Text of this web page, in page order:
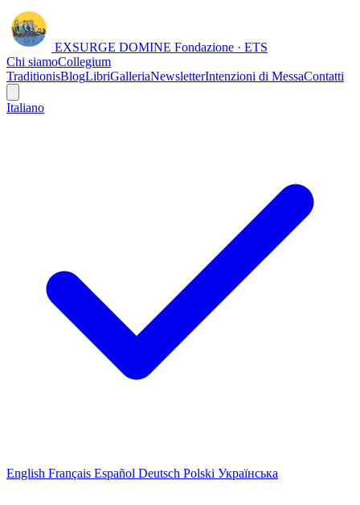
EXSURGE DOMINE Fondazione · ETS
Chi siamoCollegium
TraditionisBlogLibriGalleriaNewsletterIntenzioni di MessaContatti
Italiano
English Français Español Deutsch Polski Українська